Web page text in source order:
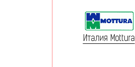
Италия Mottura